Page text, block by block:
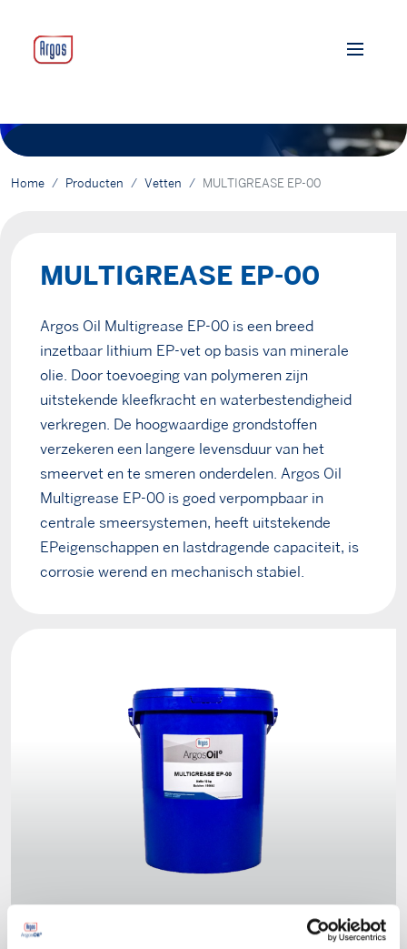
Home Producten Vetten MULTIGREASE EP-00
MULTIGREASE EP-00
Argos Oil Multigrease EP-00 is een breed
inzetbaar lithium EP-vet op basis van minerale
olie. Door toevoeging van polymeren zijn
uitstekende kleefkracht en waterbestendigheid
verkregen. De hoogwaardige grondstoffen
verzekeren een langere levensduur van het
smeervet en te smeren onderdelen. Argos Oil
Multigrease EP-00 is goed verpompbaar in
centrale smeersystemen, heeft uitstekende
EPeigenschappen en lastdragende capaciteit, is
corrosie werend en mechanisch stabiel.